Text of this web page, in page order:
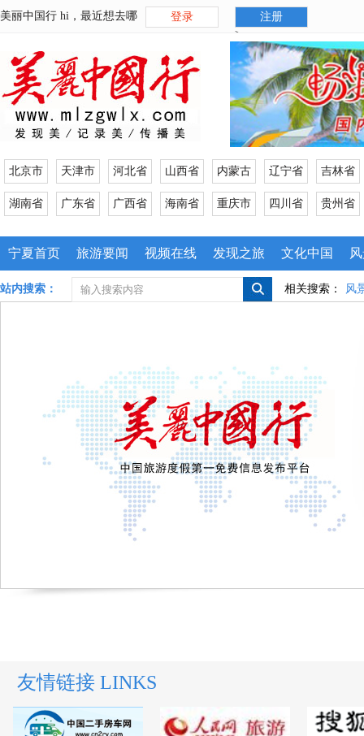
美丽中国行 hi，最近想去哪 登录
注册
>
北京市 天津市 河北省 山西省 内蒙古 辽宁省 吉林省
湖南省 广东省 广西省 海南省 重庆市 四川省 贵州省
宁夏首页 旅游要闻 视频在线 发现之旅 文化中国
站内搜索： 相关搜索： 风
友情链接 LINKS